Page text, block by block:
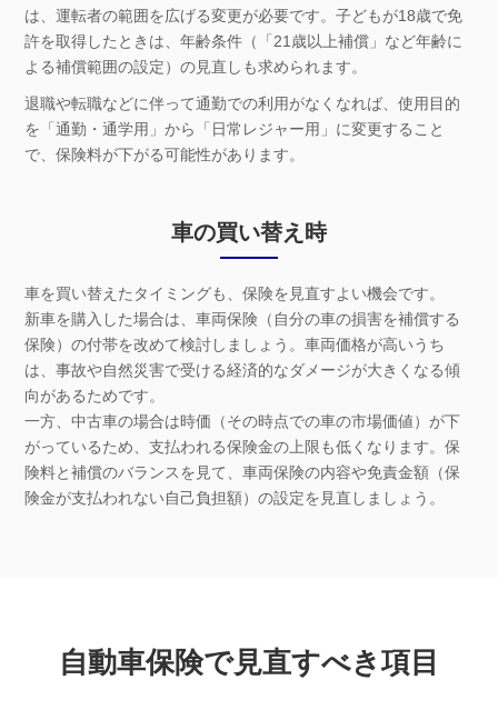
は、運転者の範囲を広げる変更が必要です。子どもが18歳で免
許を取得したときは、年齢条件（「21歳以上補償」など年齢に
よる補償範囲の設定）の見直しも求められます。
退職や転職などに伴って通勤での利用がなくなれば、使用目的
を「通勤・通学用」から「日常レジャー用」に変更すること
で、保険料が下がる可能性があります。
車の買い替え時
車を買い替えたタイミングも、保険を見直すよい機会です。
新車を購入した場合は、車両保険（自分の車の損害を補償する
保険）の付帯を改めて検討しましょう。車両価格が高いうち
は、事故や自然災害で受ける経済的なダメージが大きくなる傾
向があるためです。
一方、中古車の場合は時価（その時点での車の市場価値）が下
がっているため、支払われる保険金の上限も低くなります。保
険料と補償のバランスを見て、車両保険の内容や免責金額（保
険金が支払われない自己負担額）の設定を見直しましょう。
自動車保険で見直すべき項目